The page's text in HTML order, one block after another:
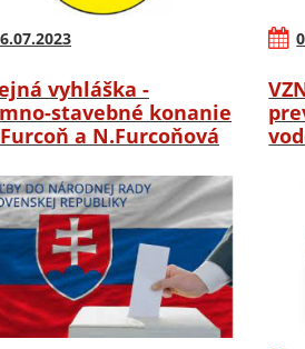
vyhláška -
stavebné konanie
a N.Furcoňová